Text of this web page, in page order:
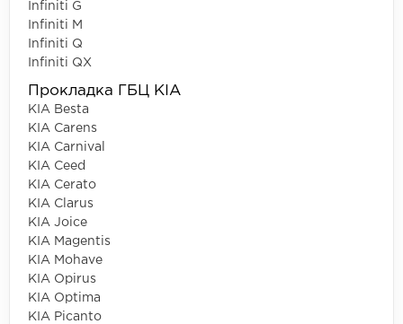
Infiniti G
Infiniti M
Infiniti Q
Infiniti QX
Прокладка ГБЦ KIA
KIA Besta
KIA Carens
KIA Carnival
KIA Ceed
KIA Cerato
KIA Clarus
KIA Joice
KIA Magentis
KIA Mohave
KIA Opirus
KIA Optima
KIA Picanto